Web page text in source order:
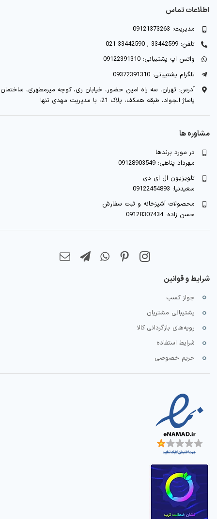
اطلاعات تماس
مدیریت: 09121373263
تلفن: 33442599 , 33442590-021
واتس اپ پشتیبانی: 09122391310
تلگرام پشتیبانی: 09372391310
آدرس: تهران، سه راه امین حضور، خیابان ری، کوچه میرمطهری، ساختمان
پاساژ الجواد، طبقه همکف، پلاک 21، با مدیریت مهدی تنها
مشاوره ها
در مورد برندها
مهرداد پناهی: 09128903549
تلویزیون ال ای دی
سعیدنیا: 09122454893
محصولات آشپزخانه و ثبت سفارش
حسن زاده: 09128307434
شرایط و قوانین
جواز کسب
پشتیبانی مشتریان
رویه‌های بازگردانی کالا
شرایط استفاده
حریم خصوصی